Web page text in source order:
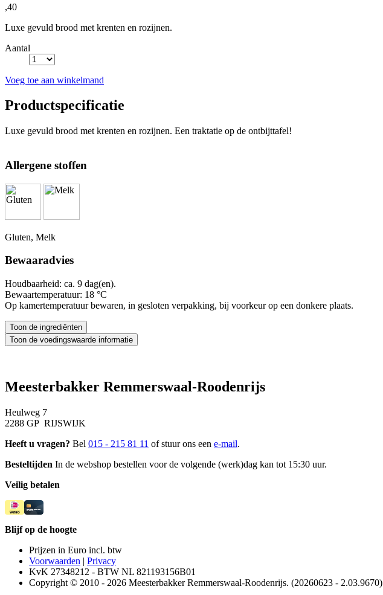
,40
Luxe gevuld brood met krenten en rozijnen.
Aantal
Voeg toe aan winkelmand
Productspecificatie
Luxe gevuld brood met krenten en rozijnen. Een traktatie op de ontbijttafel!
Allergene stoffen
Gluten, Melk
Bewaaradvies
Houdbaarheid: ca. 9 dag(en).
Bewaartemperatuur: 18 °C
Op kamertemperatuur bewaren, in gesloten verpakking, bij voorkeur op een donkere plaats.
Meesterbakker Remmerswaal-Roodenrijs
Heulweg 7
2288 GP RIJSWIJK
Heeft u vragen? Bel 015 - 215 81 11 of stuur ons een e-mail.
Besteltijden In de webshop bestellen voor de volgende (werk)dag kan tot 15:30 uur.
Veilig betalen
Blijf op de hoogte
Prijzen in Euro incl. btw
Voorwaarden | Privacy
KvK 27348212 - BTW NL 821193156B01
Copyright © 2010 - 2026 Meesterbakker Remmerswaal-Roodenrijs. (20260623 - 2.03.9670)